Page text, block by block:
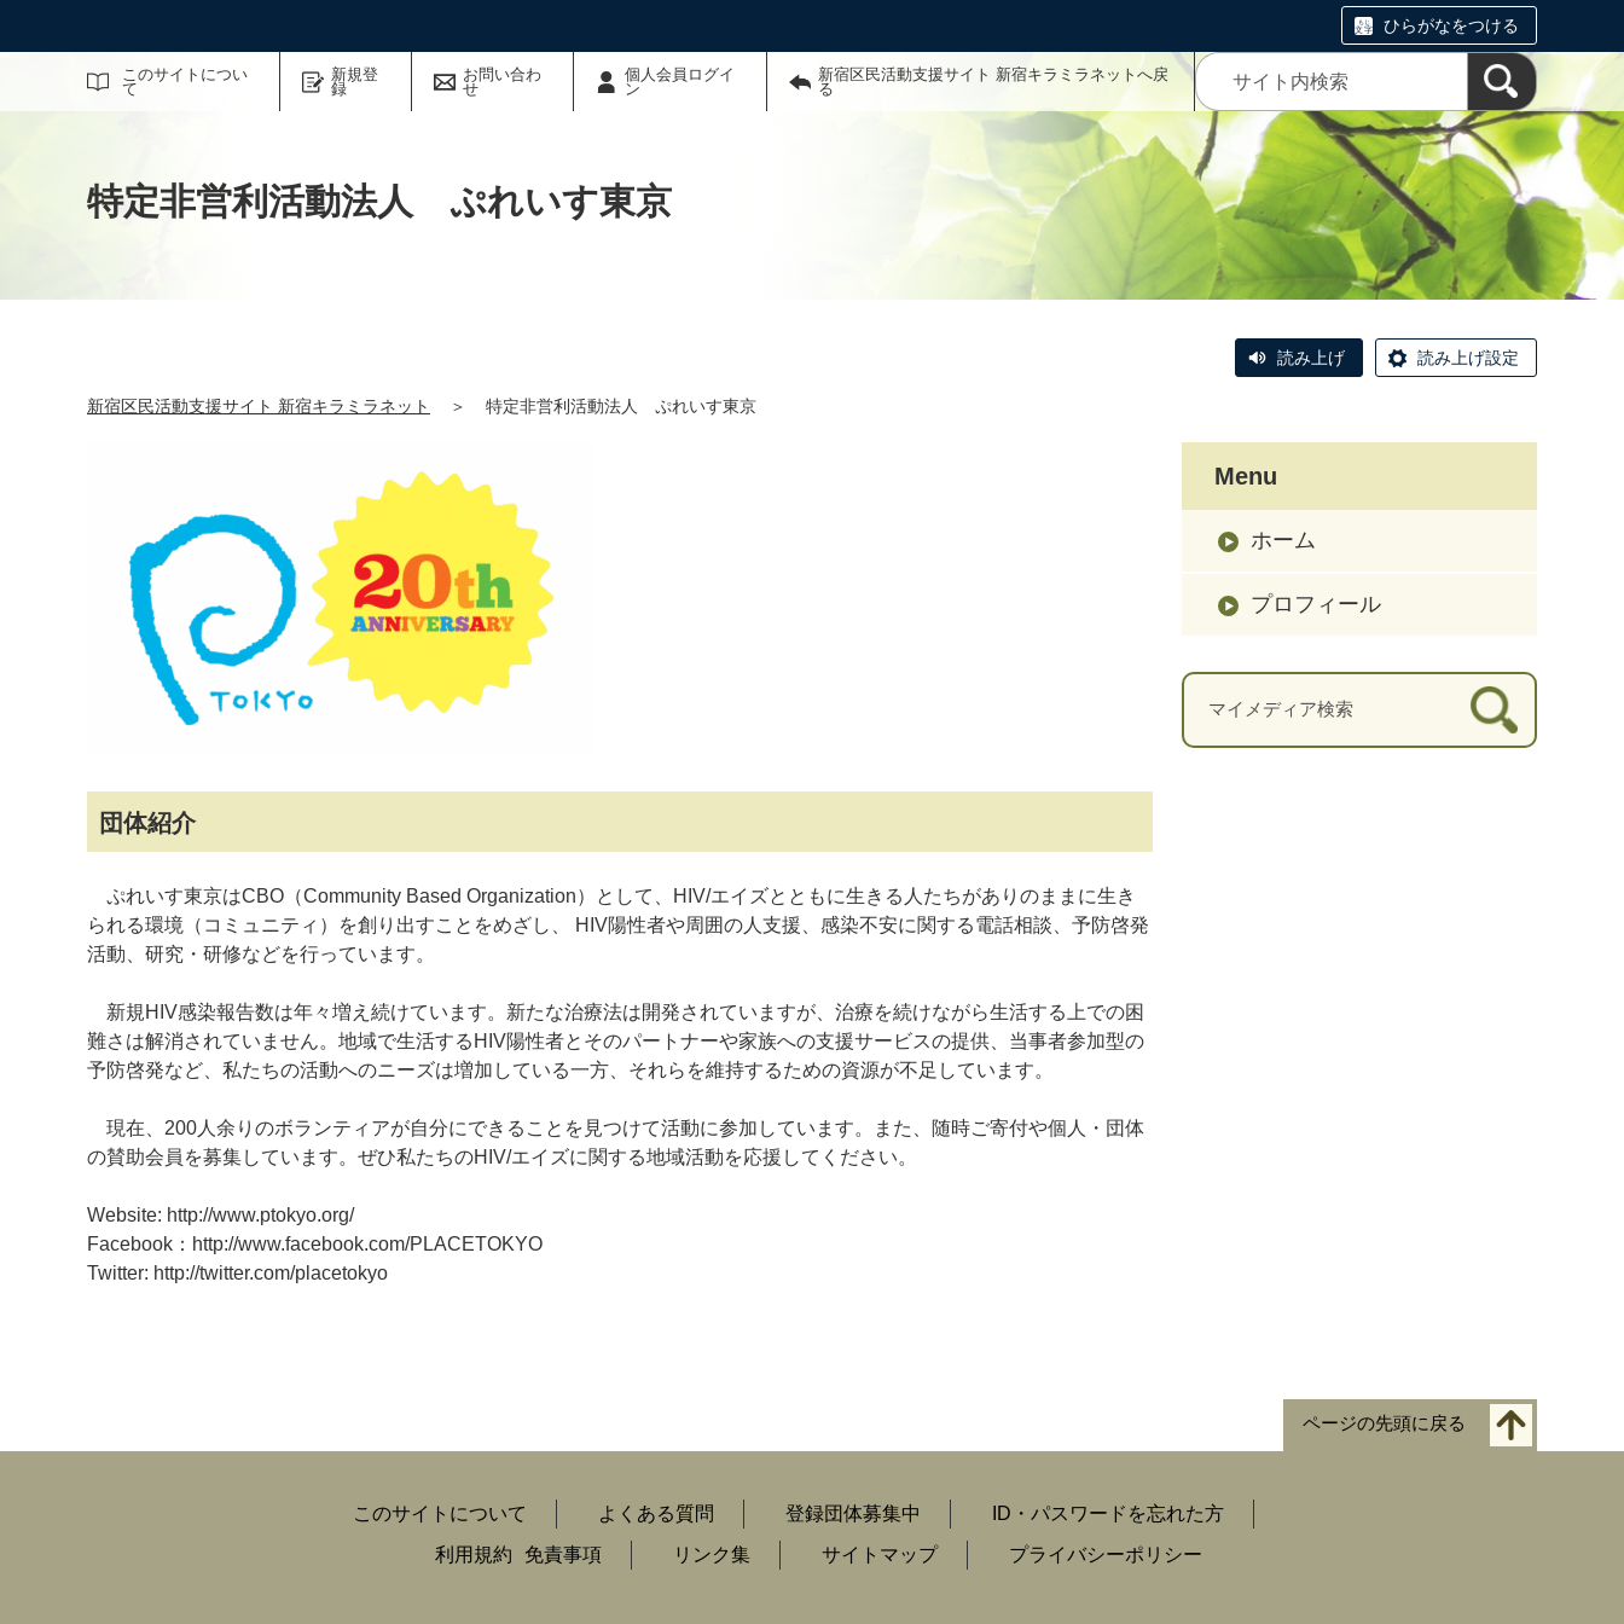
ひらがなをつける
このサイトについ
て
新規登
録
お問い合わ
せ
個人会員ログイ
ン
新宿区民活動支援サイト 新宿キラミラネットへ戻
る
サイト内検索
特定非営利活動法人 ぷれいす東京
読み上げ 読み上げ設定
新宿区民活動支援サイト 新宿キラミラネット ＞ 特定非営利活動法人 ぷれいす東京
団体紹介
ぷれいす東京はCBO（Community Based Organization）として、HIV/エイズとともに生きる人たちがありのままに生き
られる環境（コミュニティ）を創り出すことをめざし、 HIV陽性者や周囲の人支援、感染不安に関する電話相談、予防啓発
活動、研究・研修などを行っています。
新規HIV感染報告数は年々増え続けています。新たな治療法は開発されていますが、治療を続けながら生活する上での困
難さは解消されていません。地域で生活するHIV陽性者とそのパートナーや家族への支援サービスの提供、当事者参加型の
予防啓発など、私たちの活動へのニーズは増加している一方、それらを維持するための資源が不足しています。
現在、200人余りのボランティアが自分にできることを見つけて活動に参加しています。また、随時ご寄付や個人・団体
の賛助会員を募集しています。ぜひ私たちのHIV/エイズに関する地域活動を応援してください。
Website: http://www.ptokyo.org/
Facebook：http://www.facebook.com/PLACETOKYO
Twitter: http://twitter.com/placetokyo
Menu
ホーム
プロフィール
ページの先頭に戻る
このサイトについて よくある質問 登録団体募集中
ID・パスワードを忘れた方
利用規約
免責事項 リンク集 サイトマップ プライバシーポリシー